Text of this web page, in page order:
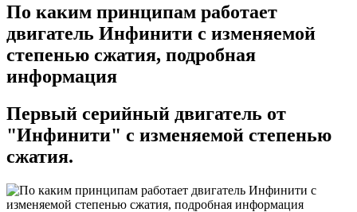
По каким принципам работает
двигатель Инфинити с изменяемой
степенью сжатия, подробная
информация
Первый серийный двигатель от
"Инфинити" с изменяемой степенью
сжатия.